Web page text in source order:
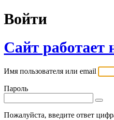
Войти
Сайт работает
Имя пользователя или email
Пароль
Пожалуйста, введите ответ